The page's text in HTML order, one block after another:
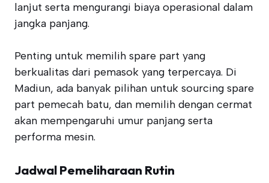
lanjut serta mengurangi biaya operasional dalam
jangka panjang.
Penting untuk memilih spare part yang
berkualitas dari pemasok yang terpercaya. Di
Madiun, ada banyak pilihan untuk sourcing spare
part pemecah batu, dan memilih dengan cermat
akan mempengaruhi umur panjang serta
performa mesin.
Jadwal Pemeliharaan Rutin